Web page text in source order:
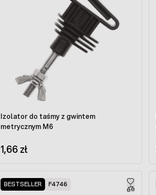
Izolator do taśmy z gwintem
metrycznym M6
1,66 zł
BESTSELLER F4746